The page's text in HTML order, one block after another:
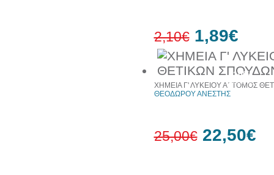
10%
έκπτωση
2,10€ 1,89€
ΧΗΜΕΙΑ Γ' ΛΥΚΕΙΟΥ Α΄ ΤΟΜΟΣ
ΘΕΟΔΩΡΟΥ ΑΝΕΣΤΗΣ
25,00€ 22,50€